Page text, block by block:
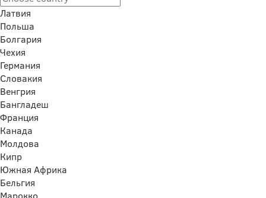
Латвия
Польша
Болгария
Чехия
Германия
Словакия
Венгрия
Бангладеш
Франция
Канада
Молдова
Кипр
Южная Африка
Бельгия